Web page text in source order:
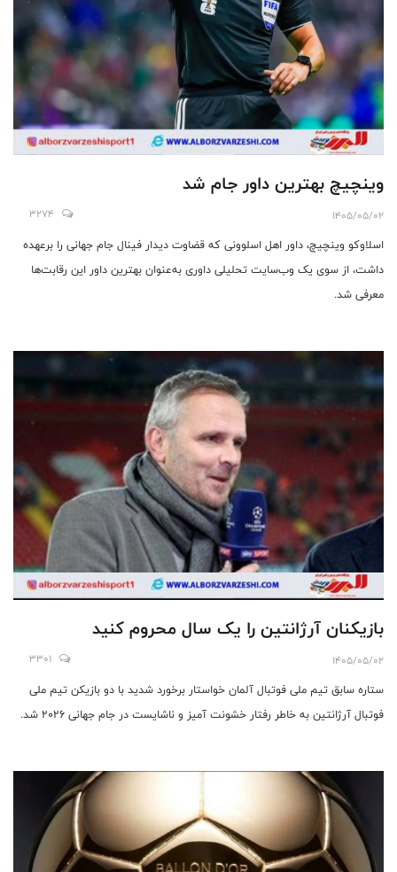
وینچیچ بهترین داور جام شد
1405/05/02
3274
اسلاوکو وینچیچ، داور اهل اسلوونی که قضاوت دیدار فینال جام جهانی را برعهده
داشت، از سوی یک وب‌سایت تحلیلی داوری به‌عنوان بهترین داور این رقابت‌ها
معرفی شد.
بازیکنان آرژانتین را یک سال محروم کنید
1405/05/02
3301
ستاره سابق تیم ملی فوتبال آلمان خواستار برخورد شدید با دو بازیکن تیم ملی
فوتبال آرژانتین به خاطر رفتار خشونت آمیز و ناشایست در جام جهانی ۲۰۲۶ شد.